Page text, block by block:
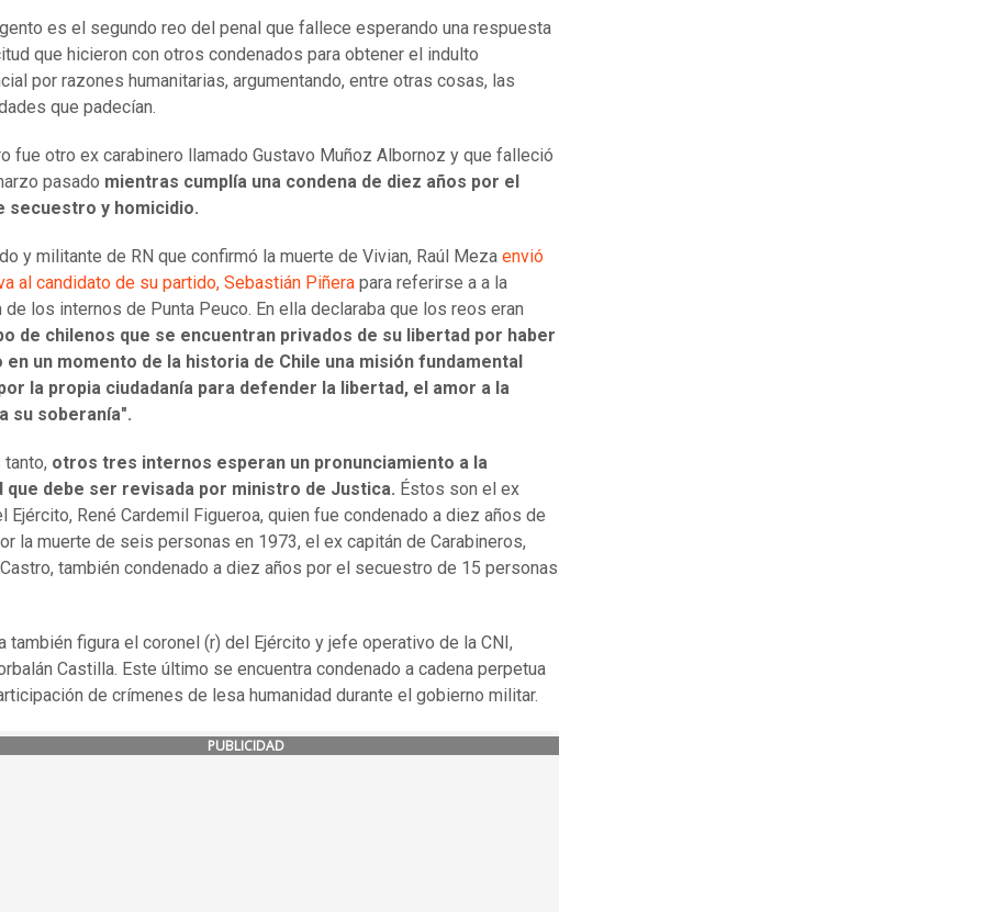
es el segundo reo del penal que fallece esperando una respuesta
que hicieron con otros condenados para obtener el indulto
por razones humanitarias, argumentando, entre otras cosas, las
que padecían.
fue otro ex carabinero llamado Gustavo Muñoz Albornoz y que falleció
pasado mientras cumplía una condena de diez años por el
secuestro y homicidio.
y militante de RN que confirmó la muerte de Vivian, Raúl Meza envió
al candidato de su partido, Sebastián Piñera para referirse a a la
de los internos de Punta Peuco. En ella declaraba que los reos eran
de chilenos que se encuentran privados de su libertad por haber
en un momento de la historia de Chile una misión fundamental
la propia ciudadanía para defender la libertad, el amor a la
su soberanía".
otros tres internos esperan un pronunciamiento a la
que debe ser revisada por ministro de Justica. Éstos son el ex
Ejército, René Cardemil Figueroa, quien fue condenado a diez años de
la muerte de seis personas en 1973, el ex capitán de Carabineros,
también condenado a diez años por el secuestro de 15 personas
también figura el coronel (r) del Ejército y jefe operativo de la CNI,
Castilla. Este último se encuentra condenado a cadena perpetua
de crímenes de lesa humanidad durante el gobierno militar.
PUBLICIDAD